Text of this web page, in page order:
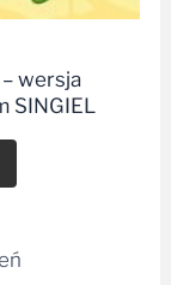
wersja
SINGIEL